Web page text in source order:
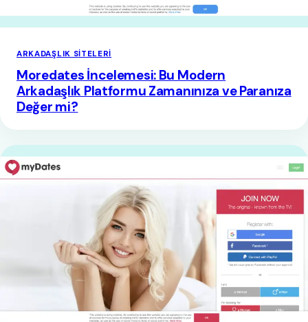
ARKADAŞLIK SITELERI
Moredates İncelemesi: Bu Modern
Arkadaşlık Platformu Zamanınıza ve Paranıza
Değer mi?